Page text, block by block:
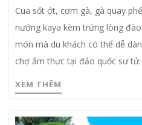
Cua sốt ớt, cơm gà, gà quay
nướng kaya kèm trứng lòng
món mà du khách có thể dễ
chợ ẩm thực tại đảo quốc sư tử.
XEM THÊM